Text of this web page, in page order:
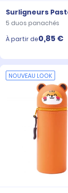
Surligneurs
5 duos panachés
À partir de0,85 €
NOUVEAU LOOK